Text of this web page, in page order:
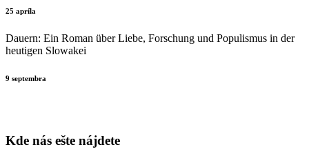
25 apríla
Dauern: Ein Roman über Liebe, Forschung und Populismus in der
heutigen Slowakei
9 septembra
Kde nás ešte nájdete